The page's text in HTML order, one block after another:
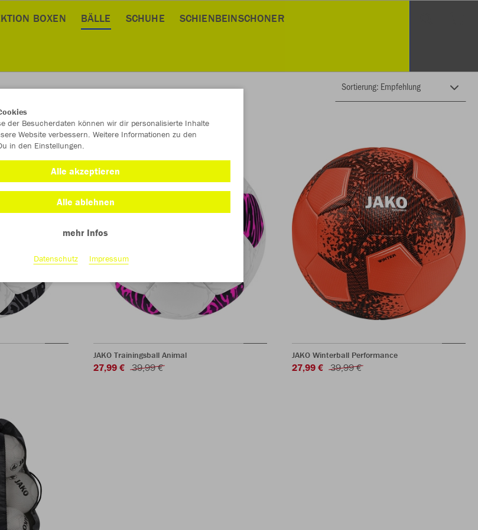
BOXEN BÄLLE SCHUHE SCHIENBEINSCHONER
JAKO Trainingsball Animal
27,99 € 39,99 €
JAKO Winterball Performance
27,99 € 39,99 €
der Besucherdaten können wir dir personalisierte Inhalte
Website verbessern. Weitere Informationen zu den
in den Einstellungen.
Alle akzeptieren
Alle ablehnen
mehr Infos
Datenschutz Impressum